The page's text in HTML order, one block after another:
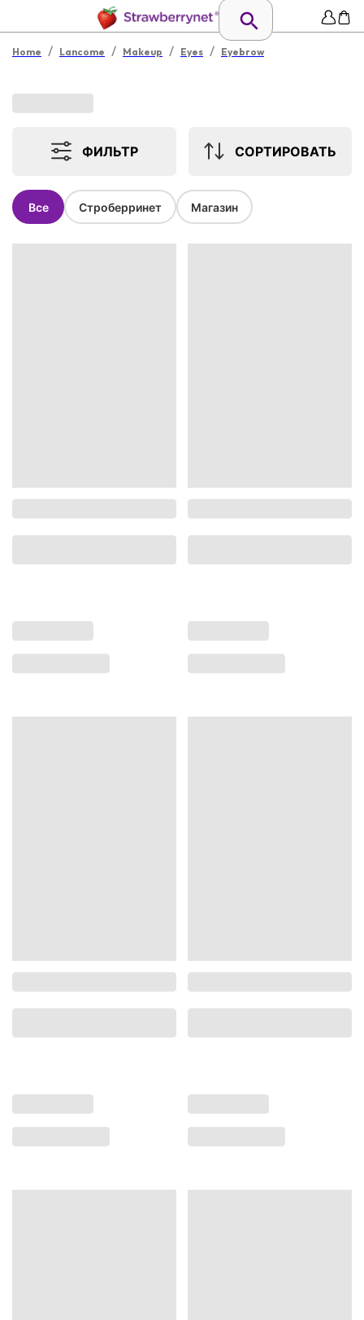
Home / Lancome / Makeup / Eyes / Eyebrow
ФИЛЬТР СОРТИРОВАТЬ
Все Строберринет Магазин